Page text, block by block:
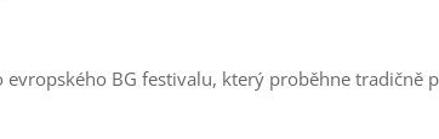
BG festivalu, který proběhne tradičně